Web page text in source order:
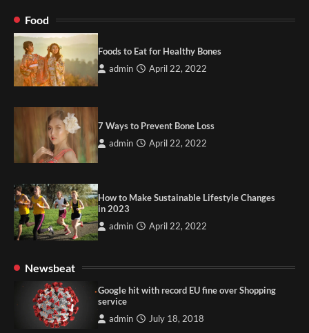
Food
Foods to Eat for Healthy Bones
admin April 22, 2022
7 Ways to Prevent Bone Loss
admin April 22, 2022
How to Make Sustainable Lifestyle Changes
in 2023
admin April 22, 2022
Newsbeat
Google hit with record EU fine over Shopping
service
admin July 18, 2018